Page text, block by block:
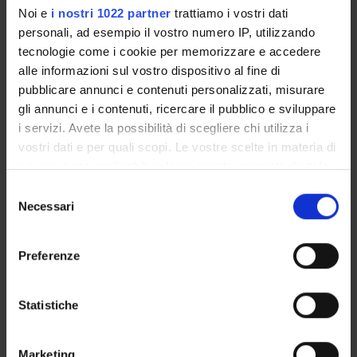
Noi e i nostri 1022 partner trattiamo i vostri dati
personali, ad esempio il vostro numero IP, utilizzando
tecnologie come i cookie per memorizzare e accedere
alle informazioni sul vostro dispositivo al fine di
pubblicare annunci e contenuti personalizzati, misurare
gli annunci e i contenuti, ricercare il pubblico e sviluppare
i servizi. Avete la possibilità di scegliere chi utilizza i
vostri dati e per quali scopi. Le vostre scelte in materia di
privacy sono applicabili solo su questa proprietà digitale
modificare o revocare il proprio consenso in qualsiasi
momento dalla Dichiarazione sui cookie o facendo clic
raccogliere informazioni sulla tua posizione
geografica, con un'approssimazione di qualche
delNecessari
Preferenze
Statistiche
Domenico Secondulfo
Teaching Assistant
Debora Viviani
Associate Professor
RESEARCH AREAS INVOLVED IN THE PROJECT
SOCIOLOGY